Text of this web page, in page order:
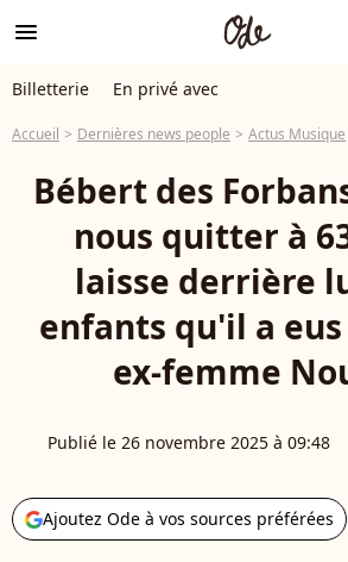
menu
Billetterie En privé avec
Accueil Dernières news people Actus Musique
Bébert des
nous quitter à
laisse derrière
enfants qu'il a eus
ex-femme
Publié le 26 novembre 2025 à 09:48
Ajoutez Ode à vos sources préférées